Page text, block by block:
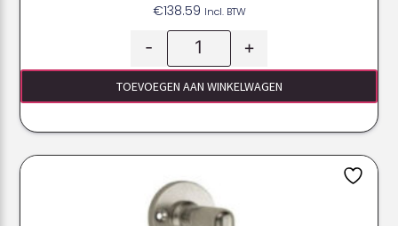
€138.59 Incl. BTW
- +
TOEVOEGEN AAN WINKELWAGEN